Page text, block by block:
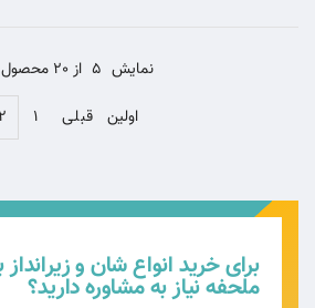
نمایش 5 از 20 محصول
اولین قبلی ۱ ۲
برای خرید انواع شان و
ملحفه نیاز به مشاوره دارید؟